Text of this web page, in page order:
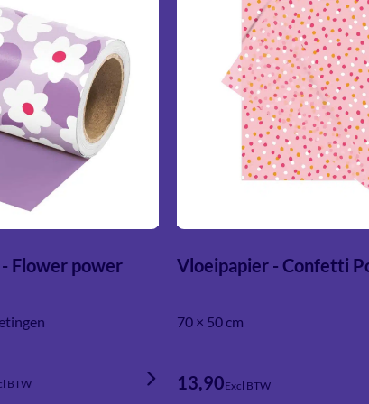
Flower power
BTW
Vloeipapier - Confetti
70 × 50 cm
13,90Excl BTW